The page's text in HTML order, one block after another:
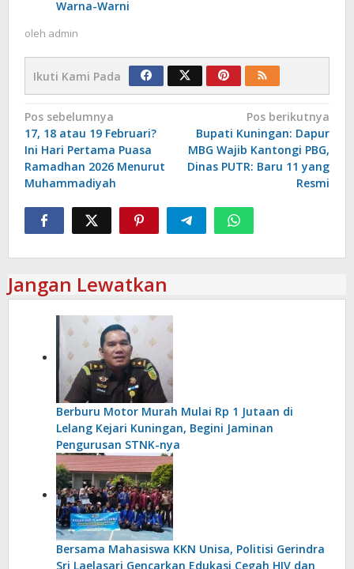
Warna-Warni
oleh admin
Ikuti Kami Pada
Navigasi
pos
Pos sebelumnya
‎17, 18 atau 19 Februari?
Ini Hari Pertama Puasa
Ramadhan 2026 Menurut
Muhammadiyah‎‎
Pos berikutnya
Bupati Kuningan: Dapur
MBG Wajib Kantongi PBG,
Dinas PUTR: Baru 11 yang
Resmi‎‎
Jangan Lewatkan
Berburu Motor Murah Mulai Rp 1 Jutaan di
Lelang Kejari Kuningan, Begini Jaminan
Pengurusan STNK-nya
Bersama Mahasiswa KKN Unisa, Politisi Gerindra
Sri Laelasari Gencarkan Edukasi Cegah HIV dan